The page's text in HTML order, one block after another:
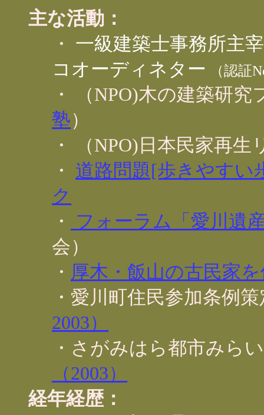
主な活動：
・ 一級建築士事務所
コオーディネター （認証
・ （NPO)木の建築研
塾）
・ （NPO)日本民家再
・ 道路問題[歩きやすい
ク
・
フォーラム「愛川遺
会）
・ 厚木・飯山の古民家
・愛川町住民参加条例
2003）
・さがみはら都市みら
（2003）
経年経歴：